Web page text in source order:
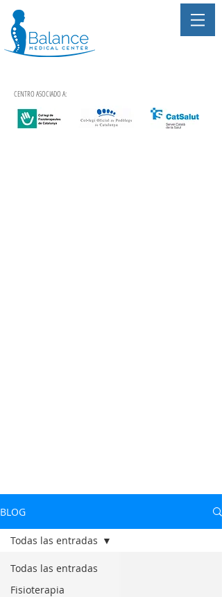
CENTRO ASOCIADO A:
BLOG
Todas las entradas
Fisioterapia
Todas las entradas